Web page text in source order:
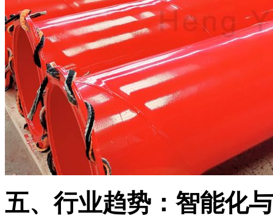
五、行业趋势：智能化